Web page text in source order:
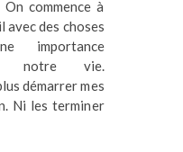
commence à
avec des choses
importance
notre vie.
démarrer mes
Ni les terminer